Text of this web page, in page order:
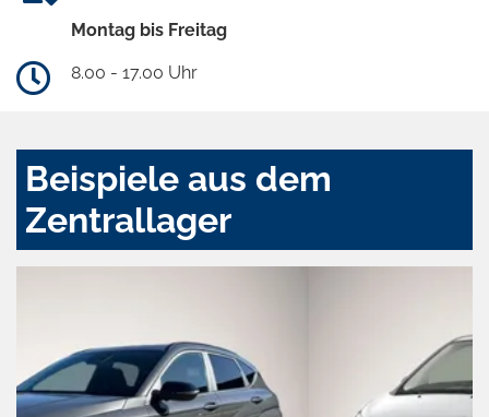
Montag bis Freitag
8.00 - 17.00 Uhr
Beispiele aus dem
Zentrallager